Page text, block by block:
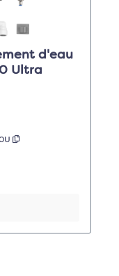
d'eau
Ultra